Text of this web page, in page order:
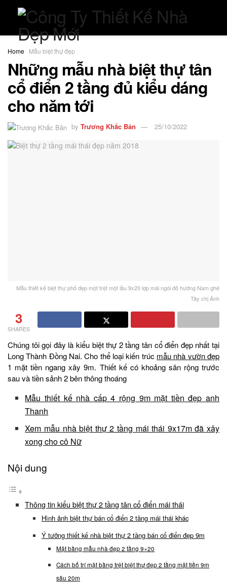
Home Mẫu biệt thự đẹp
Những mẫu nhà biệt thự tân
cổ điển 2 tầng đủ kiểu dáng
cho năm tới
by Trương Khắc Bản 25/10/2022
Mẫu thiết kế biệt thự phố đẹp một trệt một lầu 9x20 lợp mái ngói đỏ hướng Nam ghé
Tây chị Ánh
3
SHARES
Chúng tôi gọi đây là kiểu biệt thự 2 tầng tân cổ điển đẹp nhất tại
Long Thành Đồng Nai. Cho thể loại kiến trúc mẫu nhà vườn đẹp
1 mặt tiền ngang xây 9m. Thiết kế có khoảng sân rộng trước
sau và tiền sảnh 2 bên thông thoáng
Mẫu thiết kế nhà cấp 4 rộng 9m mặt tiền đẹp anh
Thanh
Xem mẫu nhà biệt thự 2 tầng mái thái 9x17m đã xây
xong cho cô Nữ
Nội dung
Thông tin kiểu biệt thự 2 tầng tân cổ điển mái thái
Hình ảnh biệt thự bán cổ điển 2 tầng mái thái khác
Ý tưởng thiết kế nhà biệt thự 2 tầng bán cổ điển đẹp 9m
Mặt bằng mẫu nhà đẹp 2 tầng 9×20
Cách bố trí mặt bằng trệt biệt thự đẹp 2 tầng mặt tiền 9m
sâu 20m